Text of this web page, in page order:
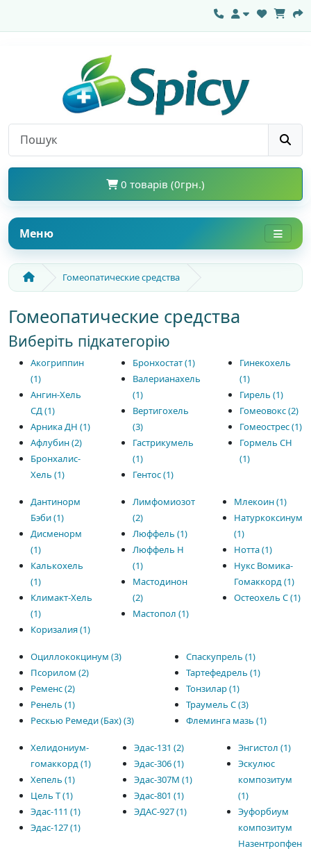
0 товарів (0грн.)
Меню
Гомеопатические средства
Гомеопатические средства
Виберіть підкатегорію
Акогриппин
(1)
Ангин-Хель
СД (1)
Арника ДН (1)
Афлубин (2)
Бронхалис-
Хель (1)
Бронхостат (1)
Валерианахель
(1)
Вертигохель
(3)
Гастрикумель
(1)
Гентос (1)
Гинекохель
(1)
Гирель (1)
Гомеовокс (2)
Гомеострес (1)
Гормель СН
(1)
Дантинорм
Бэби (1)
Дисменорм
(1)
Калькохель
(1)
Климакт-Хель
(1)
Коризалия (1)
Лимфомиозот
(2)
Люффель (1)
Люффель Н
(1)
Мастодинон
(2)
Мастопол (1)
Млекоин (1)
Натуркоксинум
(1)
Нотта (1)
Нукс Вомика-
Гомаккорд (1)
Остеохель С (1)
Оциллококцинум (3)
Псорилом (2)
Ременс (2)
Ренель (1)
Рескью Ремеди (Бах) (3)
Спаскупрель (1)
Тартефедрель (1)
Тонзилар (1)
Траумель С (3)
Флеминга мазь (1)
Хелидониум-
гомаккорд (1)
Хепель (1)
Цель Т (1)
Эдас-111 (1)
Эдас-127 (1)
Эдас-131 (2)
Эдас-306 (1)
Эдас-307М (1)
Эдас-801 (1)
ЭДАС-927 (1)
Энгистол (1)
Эскулюс
композитум
(1)
Эуфорбиум
композитум
Назентропфен